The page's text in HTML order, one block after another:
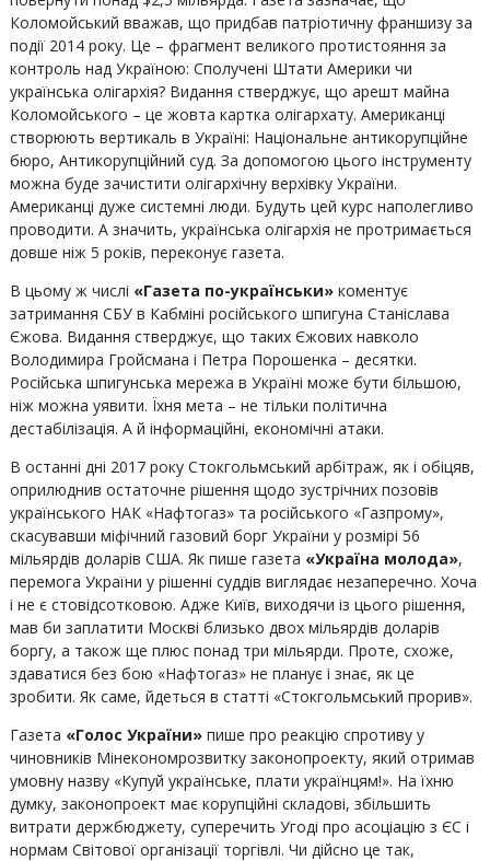
Коломойський вважав, що придбав патріотичну франшизу за
події 2014 року. Це – фрагмент великого протистояння за
контроль над Україною: Сполучені Штати Америки чи
українська олігархія? Видання стверджує, що арешт майна
Коломойського – це жовта картка олігархату. Американці
створюють вертикаль в Україні: Національне антикорупційне
бюро, Антикорупційний суд. За допомогою цього інструменту
можна буде зачистити олігархічну верхівку України.
Американці дуже системні люди. Будуть цей курс наполегливо
проводити. А значить, українська олігархія не протримається
довше ніж 5 років, переконує газета.
В цьому ж числі «Газета по-українськи»коментує
затримання СБУ в Кабміні російського шпигуна Станіслава
Єжова. Видання стверджує, що таких Єжових навколо
Володимира Гройсмана і Петра Порошенка – десятки.
Російська шпигунська мережа в Україні може бути більшою,
ніж можна уявити. Їхня мета – не тільки політична
дестабілізація. А й інформаційні, економічні атаки.
В останні дні 2017 року Стокгольмський арбітраж, як і обіцяв,
оприлюднив остаточне рішення щодо зустрічних позовів
українського НАК «Нафтогаз» та російського «Газпрому»,
скасувавши міфічний газовий борг України у розмірі 56
мільярдів доларів США. Як пише газета «Україна молода»,
перемога України у рішенні суддів виглядає незаперечно. Хоча
і не є стовідсотковою. Адже Київ, виходячи із цього рішення,
мав би заплатити Москві близько двох мільярдів доларів
боргу, а також ще плюс понад три мільярди. Проте, схоже,
здаватися без бою «Нафтогаз» не планує і знає, як це
зробити. Як саме, йдеться в статті «Стокгольмський прорив».
Газета «Голос України»пише про реакцію спротиву у
чиновників Мінекономрозвитку законопроекту, який отримав
умовну назву «Купуй українське, плати українцям!». На їхню
думку, законопроект має корупційні складові, збільшить
витрати держбюджету, суперечить Угоді про асоціацію з ЄС і
нормам Світової організації торгівлі. Чи дійсно це так,